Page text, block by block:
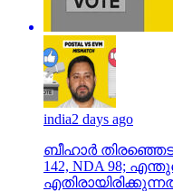
india2 days ago
ബീഹാർ
142, NDA 98;